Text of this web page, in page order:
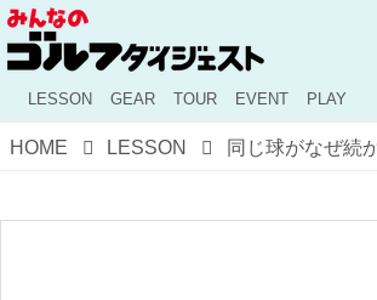
LESSON GEAR TOUR EVENT PLAY
HOME LESSON